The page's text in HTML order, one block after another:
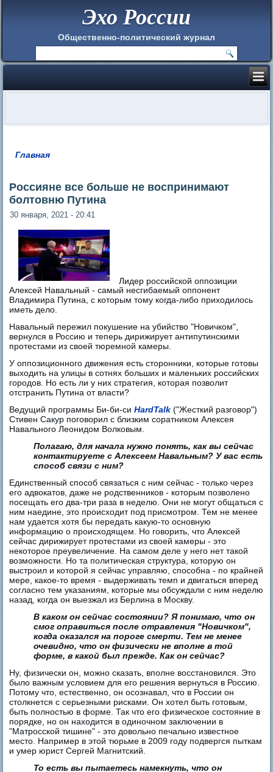
Эхо России
Общественно-политический журнал
Главная
Россияне все больше не воспринимают
болтовню Путина
30 января, 2021 - 20:41
Лидер российской оппозиции
Алексей Навальный - самый несгибаемый оппонент
Владимира Путина, с которым тому когда-либо приходилось
иметь дело.
Навальный пережил покушение на убийство "Новичком",
вернулся в Россию и теперь дирижирует антипутинскими
протестами из своей тюремной камеры.
У оппозиционного движения есть сторонники, которые готовы
выходить на улицы в сотнях больших и маленьких российских
городов. Но есть ли у них стратегия, которая позволит
отстранить Путина от власти?
Ведущий программы Би-би-сиHardTalk ("Жесткий разговор")
Стивен Сакур поговорил с близким соратником Алексея
Навального Леонидом Волковым.
Полагаю, для начала нужно понять, как вы сейчас
контактируете с Алексеем Навальным? У вас есть
способ связи с ним?
Единственный способ связаться с ним сейчас - только через
его адвокатов, даже не родственников - которым позволено
посещать его два-три раза в неделю. Они не могут общаться с
ним наедине, это происходит под присмотром. Тем не менее
нам удается хотя бы передать какую-то основную
информацию о происходящем. Но говорить, что Алексей
сейчас дирижирует протестами из своей камеры - это
некоторое преувеличение. На самом деле у него нет такой
возможности. Но та политическая структура, которую он
выстроил и которой я сейчас управляю, способна - по крайней
мере, какое-то время - выдерживать темп и двигаться вперед
согласно тем указаниям, которые мы обсуждали с ним неделю
назад, когда он выезжал из Берлина в Москву.
В каком он сейчас состоянии? Я понимаю, что он
смог оправиться после отравления "Новичком",
когда оказался на пороге смерти. Тем не менее
очевидно, что он физически не вполне в той
форме, в какой был прежде. Как он сейчас?
Ну, физически он, можно сказать, вполне восстановился. Это
было важным условием для его решения вернуться в Россию.
Потому что, естественно, он осознавал, что в России он
столкнется с серьезными рисками. Он хотел быть готовым,
быть полностью в форме. Так что его физическое состояние в
порядке, но он находится в одиночном заключении в
"Матросской тишине" - это довольно печально известное
место. Например в этой тюрьме в 2009 году подвергся пыткам
и умер юрист Сергей Магнитский.
То есть вы пытаетесь намекнуть, что он